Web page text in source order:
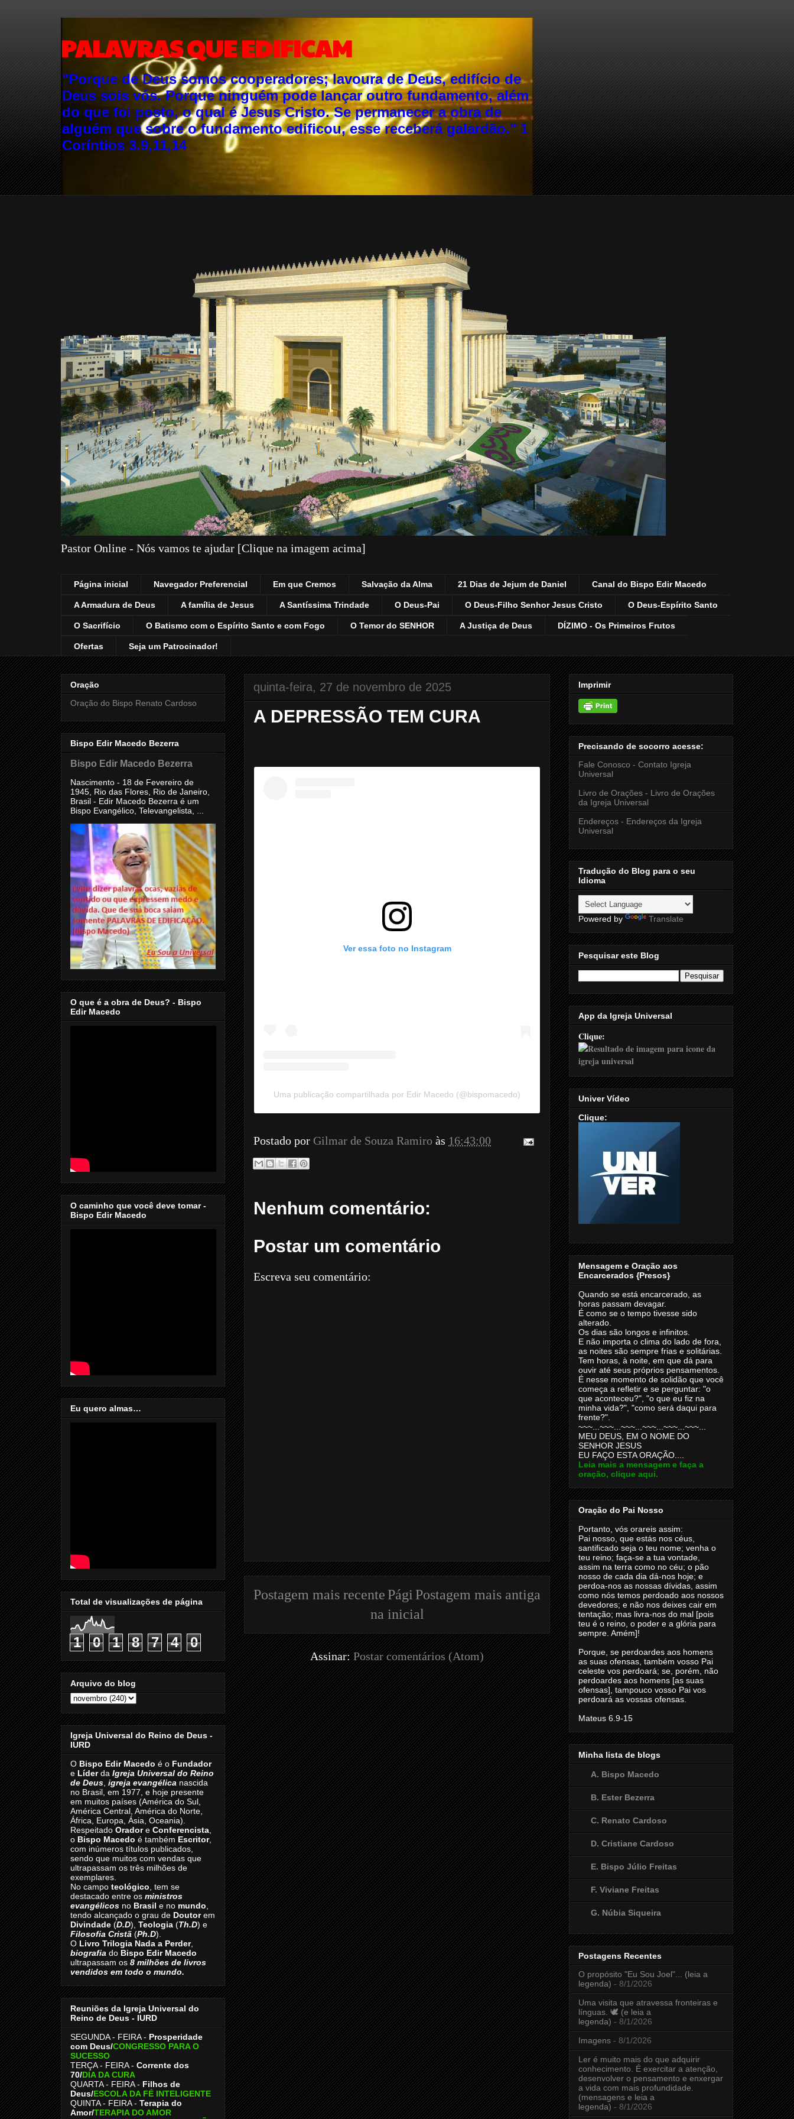
PALAVRAS QUE EDIFICAM
"Porque de Deus somos cooperadores; lavoura de Deus, edifício de
Deus sois vós. Porque ninguém pode lançar outro fundamento, além
do que foi posto, o qual é Jesus Cristo. Se permanecer a obra de
alguém que sobre o fundamento edificou, esse receberá galardão." 1
Coríntios 3.9,11,14
Pastor Online - Nós vamos te ajudar [Clique na imagem acima]
Página inicial Navegador Preferencial Em que Cremos Salvação da Alma 21 Dias de Jejum de Daniel Canal do Bispo Edir Macedo
A Armadura de Deus A família de Jesus A Santíssima Trindade O Deus-Pai O Deus-Filho Senhor Jesus Cristo O Deus-Espírito Santo
O Sacrifício O Batismo com o Espírito Santo e com Fogo O Temor do SENHOR A Justiça de Deus DÍZIMO - Os Primeiros Frutos
Ofertas Seja um Patrocinador!
quinta-feira, 27 de novembro de 2025
A DEPRESSÃO TEM CURA
Ver essa foto no Instagram
Uma publicação compartilhada por Edir Macedo (@bispomacedo)
Postado por Gilmar de Souza Ramiro às 16:43:00
Nenhum comentário:
Postar um comentário
Escreva seu comentário:
Postagem mais recente Postagem mais antiga
Pági
na inicial
Assinar:Postar comentários (Atom)
Oração
Oração do Bispo Renato Cardoso
Bispo Edir Macedo Bezerra
Bispo Edir Macedo Bezerra
Nascimento - 18 de Fevereiro de
1945, Rio das Flores, Rio de Janeiro,
Brasil - Edir Macedo Bezerra é um
Bispo Evangélico, Televangelista, ...
O que é a obra de Deus? - Bispo
Edir Macedo
O caminho que você deve tomar -
Bispo Edir Macedo
Eu quero almas…
Total de visualizações de página
1 0 1 8 7 4 0
Arquivo do blog
Igreja Universal do Reino de Deus -
IURD
O Bispo Edir Macedo é o Fundador
e Líderda Igreja Universal do Reino
de Deus, igreja evangélica nascida
no Brasil, em 1977, e hoje presente
em muitos países (América do Sul,
América Central, América do Norte,
África, Europa, Ásia, Oceania).
Respeitado Oradore Conferencista,
o Bispo Macedo é também Escritor,
com inúmeros títulos publicados,
sendo que muitos com vendas que
ultrapassam os três milhões de
exemplares.
No campo teológico, tem se
destacado entre os ministros
evangélicos no Brasil e no mundo,
tendo alcançado o grau de Doutorem
Divindade (D.D), Teologia (Th.D) e
Filosofia Cristã (Ph.D).
O Livro Trilogia Nada a Perder,
biografia do Bispo Edir Macedo
ultrapassam os 8 milhões de livros
vendidos em todo o mundo.
Reuniões da Igreja Universal do
Reino de Deus - IURD
SEGUNDA - FEIRA - Prosperidade
com Deus/CONGRESSO PARA O
SUCESSO
TERÇA - FEIRA - Corrente dos
70/DIA DA CURA
QUARTA - FEIRA - Filhos de
Deus/ESCOLA DA FÉ INTELIGENTE
QUINTA - FEIRA - Terapia do
Amor/TERAPIA DO AMOR
Imprimir
Precisando de socorro acesse:
Fale Conosco - Contato Igreja
Universal
Livro de Orações - Livro de Orações
da Igreja Universal
Endereços - Endereços da Igreja
Universal
Tradução do Blog para o seu
Idioma
Powered by Translate
Pesquisar este Blog
App da Igreja Universal
Clique:
Univer Vídeo
Clique:
Mensagem e Oração aos
Encarcerados {Presos}
Quando se está encarcerado, as
horas passam devagar.
É como se o tempo tivesse sido
alterado.
Os dias são longos e infinitos.
E não importa o clima do lado de fora,
as noites são sempre frias e solitárias.
Tem horas, à noite, em que dá para
ouvir até seus próprios pensamentos.
É nesse momento de solidão que você
começa a refletir e se perguntar: "o
que aconteceu?", "o que eu fiz na
minha vida?", "como será daqui para
frente?".
~~~...~~~...~~~...~~~...~~~...~~~...
MEU DEUS, EM O NOME DO
SENHOR JESUS
EU FAÇO ESTA ORAÇÃO....
Leia mais a mensagem e faça a
oração, clique aqui.
Oração do Pai Nosso
Portanto, vós orareis assim:
Pai nosso, que estás nos céus,
santificado seja o teu nome; venha o
teu reino; faça-se a tua vontade,
assim na terra como no céu; o pão
nosso de cada dia dá-nos hoje; e
perdoa-nos as nossas dívidas, assim
como nós temos perdoado aos nossos
devedores; e não nos deixes cair em
tentação; mas livra-nos do mal [pois
teu é o reino, o poder e a glória para
sempre. Amém]!
Porque, se perdoardes aos homens
as suas ofensas, também vosso Pai
celeste vos perdoará; se, porém, não
perdoardes aos homens [as suas
ofensas], tampouco vosso Pai vos
perdoará as vossas ofensas.
Mateus 6.9-15
Minha lista de blogs
A. Bispo Macedo
B. Ester Bezerra
C. Renato Cardoso
D. Cristiane Cardoso
E. Bispo Júlio Freitas
F. Viviane Freitas
G. Núbia Siqueira
Postagens Recentes
O propósito "Eu Sou Joel"... (leia a
legenda) - 8/1/2026
Uma visita que atravessa fronteiras e
línguas. 🕊️ (e leia a
legenda) - 8/1/2026
Imagens - 8/1/2026
Ler é muito mais do que adquirir
conhecimento. É exercitar a atenção,
desenvolver o pensamento e enxergar
a vida com mais profundidade.
(mensagens e leia a
legenda) - 8/1/2026